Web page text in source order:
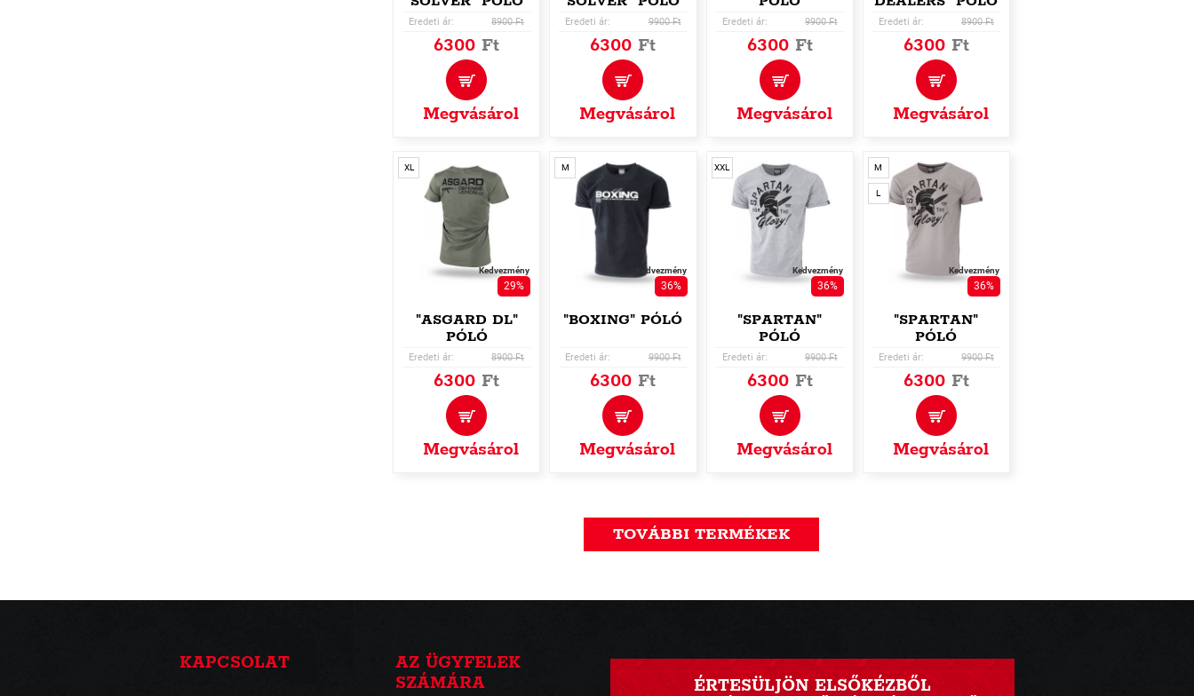
Eredeti ár: 8900 Ft
6300 Ft
Megvásárol
Eredeti ár: 9900 Ft
6300 Ft
Megvásárol
Eredeti ár: 9900 Ft
6300 Ft
Megvásárol
Eredeti ár: 8900 Ft
6300 Ft
Megvásárol
XL
Kedvezmény
29%
"ASGARD DL"
PÓLÓ
Eredeti ár: 8900 Ft
6300 Ft
Megvásárol
M
Kedvezmény
36%
"BOXING" PÓLÓ
Eredeti ár: 9900 Ft
6300 Ft
Megvásárol
XXL
Kedvezmény
36%
"SPARTAN"
PÓLÓ
Eredeti ár: 9900 Ft
6300 Ft
Megvásárol
M
L
Kedvezmény
36%
"SPARTAN"
PÓLÓ
Eredeti ár: 9900 Ft
6300 Ft
Megvásárol
TOVÁBBI TERMÉKEK
KAPCSOLAT
AZ ÜGYFELEK
SZÁMÁRA
ÉRTESÜLJÖN ELSŐKÉZBŐL